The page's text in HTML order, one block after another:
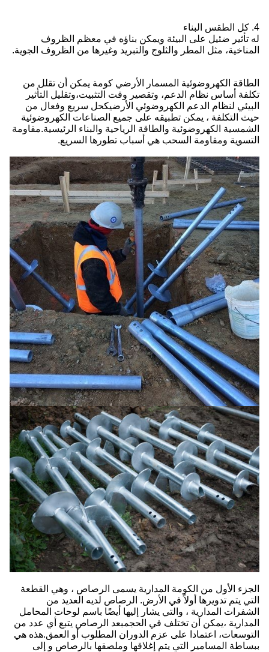
4. كل الطقس البناء
له تأثير ضئيل على البيئة ويمكن بناؤه في معظم الظروف
المناخية، مثل المطر والثلوج والتبريد وغيرها من الظروف الجوية.
الطاقة الكهروضوئية المسمار الأرضي كومة يمكن أن تقلل من
تكلفة أساس نظام الدعم، وتقصير وقت التثبيت،وتقليل التأثير
البيئي لنظام الدعم الكهروضوئي الأرضيكحل سريع وفعال من
حيث التكلفة ، يمكن تطبيقه على جميع الصناعات الكهروضوئية
الشمسية الكهروضوئية والطاقة الرياحية والبناء الرئيسية.مقاومة
التسوية ومقاومة السحب هي أسباب تطورها السريع.
الجزء الأول من الكومة المدارية يسمى الرصاص ، وهي القطعة
التي يتم تدويرها أولاً في الأرض. الرصاص لديه العديد من
الشفرات المدارية ، والتي يشار إليها أيضًا باسم لوحات المحامل
المدارية ،يمكن أن تختلف في الحجمبعد الرصاص يتبع أي عدد من
التوسعات، اعتمادا على عزم الدوران المطلوب أو العمق.هذه هي
ببساطة المسامير التي يتم إغلاقها وملصقها بالرصاص و إلى